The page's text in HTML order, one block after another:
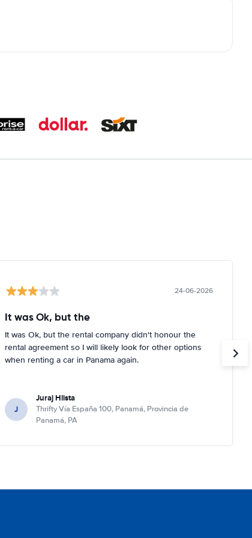
24-06-2026
It was Ok, but the
It was Ok, but the rental company didn't honour the
rental agreement so I will likely look for other options
when renting a car in Panama again.
J
Juraj Hlista
Thrifty Vía España 100, Panamá, Provincia de
Panamá, PA